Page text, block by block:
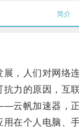
简介
人们对网络连
的原因，互联
帆加速器，正
个人电脑、手